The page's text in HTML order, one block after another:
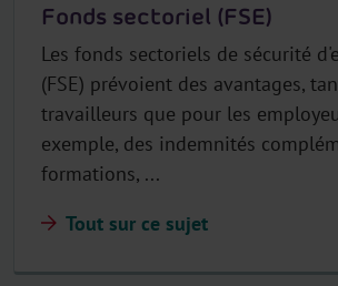
Fonds sectoriel (FSE)
Les fonds sectoriels de sécurité
(FSE) prévoient des avantages,
travailleurs que pour les
exemple, des indemnités
formations, ...
Tout sur ce sujet